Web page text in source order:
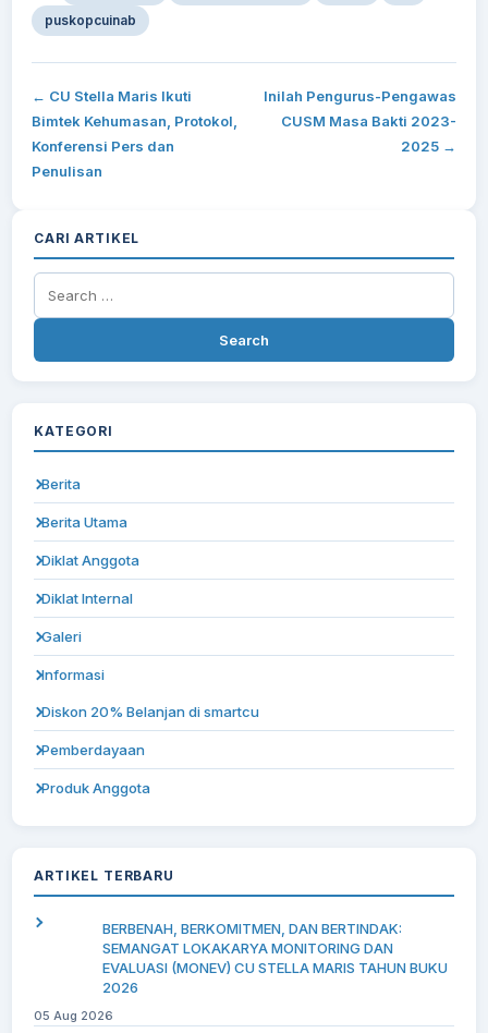
puskopcuinab
← CU Stella Maris Ikuti
Bimtek Kehumasan, Protokol,
Konferensi Pers dan
Penulisan
Inilah Pengurus-Pengawas
CUSM Masa Bakti 2023-
2025 →
CARI ARTIKEL
KATEGORI
Berita
Berita Utama
Diklat Anggota
Diklat Internal
Galeri
Informasi
Diskon 20% Belanjan di smartcu
Pemberdayaan
Produk Anggota
ARTIKEL TERBARU
BERBENAH, BERKOMITMEN, DAN BERTINDAK:
SEMANGAT LOKAKARYA MONITORING DAN
EVALUASI (MONEV) CU STELLA MARIS TAHUN BUKU
2026
05 Aug 2026